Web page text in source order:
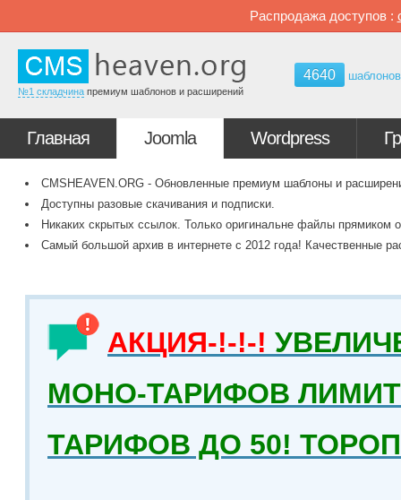
Распродажа доступов :
№1 складчина премиум шаблонов и расширений
4640 шаблонов
Главная Joomla Wordpress
CMSHEAVEN.ORG - Обновленные премиум шаблоны и
Доступны разовые скачивания и подписки.
Никаких скрытых ссылок. Только оригинальне файлы прямиком
Самый большой архив в интернете с 2012 года! Качественные
АКЦИЯ-!-!-!
МОНО-ТАРИФОВ
ТАРИФОВ ДО 50!